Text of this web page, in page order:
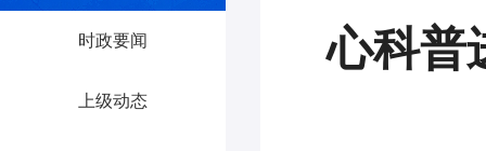
时政要闻
上级动态
心科普